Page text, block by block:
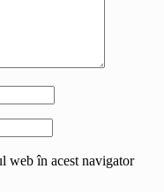
web în acest navigator